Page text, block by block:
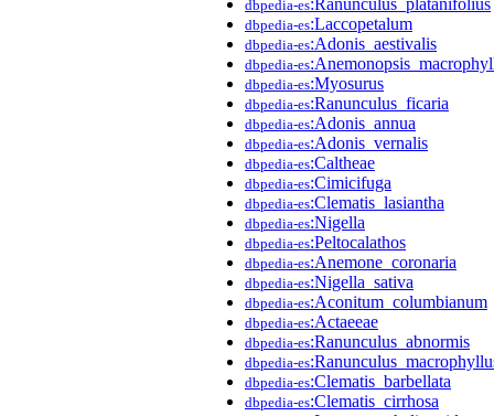
dbpedia-es
dbpedia-es:Laccopetalum
dbpedia-es:Adonis_aestivalis
dbpedia-es
dbpedia-es:Myosurus
dbpedia-es:Ranunculus_ficaria
dbpedia-es:Adonis_annua
dbpedia-es:Adonis_vernalis
dbpedia-es:Caltheae
dbpedia-es:Cimicifuga
dbpedia-es:Clematis_lasiantha
dbpedia-es:Nigella
dbpedia-es:Peltocalathos
dbpedia-es:Anemone_coronaria
dbpedia-es:Nigella_sativa
dbpedia-es:Aconitum_columbianum
dbpedia-es:Actaeeae
dbpedia-es:Ranunculus_abnormis
dbpedia-es
dbpedia-es:Clematis_barbellata
dbpedia-es:Clematis_cirrhosa